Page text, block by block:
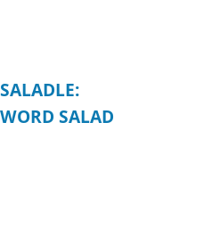
SALADLE:
WORD SALAD